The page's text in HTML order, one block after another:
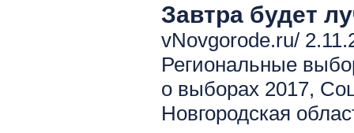
Завтра будет
vNovgorode.ru/
Региональные
о выборах 2017,
Новгородская